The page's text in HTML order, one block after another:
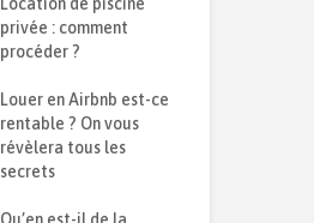
privée : comment
procéder ?
Louer en Airbnb est-ce
rentable ? On vous
révèlera tous les
secrets